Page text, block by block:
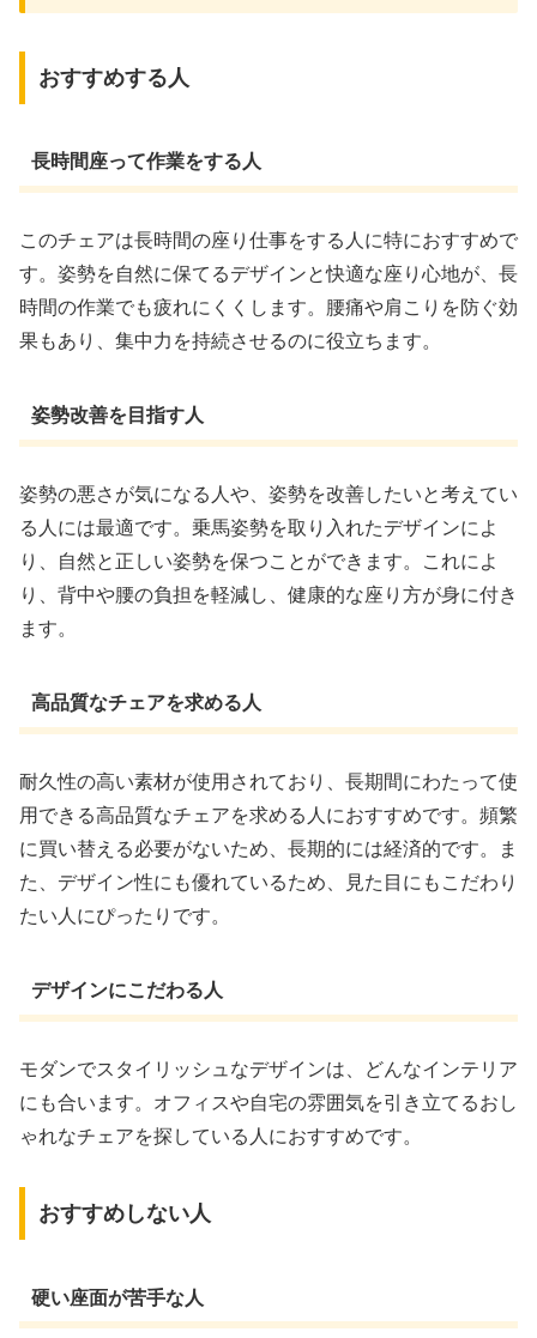
おすすめする人
長時間座って作業をする人
このチェアは長時間の座り仕事をする人に特におすすめで
す。姿勢を自然に保てるデザインと快適な座り心地が、長
時間の作業でも疲れにくくします。腰痛や肩こりを防ぐ効
果もあり、集中力を持続させるのに役立ちます。
姿勢改善を目指す人
姿勢の悪さが気になる人や、姿勢を改善したいと考えてい
る人には最適です。乗馬姿勢を取り入れたデザインによ
り、自然と正しい姿勢を保つことができます。これによ
り、背中や腰の負担を軽減し、健康的な座り方が身に付き
ます。
高品質なチェアを求める人
耐久性の高い素材が使用されており、長期間にわたって使
用できる高品質なチェアを求める人におすすめです。頻繁
に買い替える必要がないため、長期的には経済的です。ま
た、デザイン性にも優れているため、見た目にもこだわり
たい人にぴったりです。
デザインにこだわる人
モダンでスタイリッシュなデザインは、どんなインテリア
にも合います。オフィスや自宅の雰囲気を引き立てるおし
ゃれなチェアを探している人におすすめです。
おすすめしない人
硬い座面が苦手な人